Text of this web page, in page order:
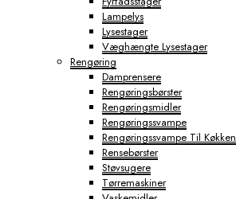
Lampelys
Lysestager
Væghængte Lysestager
Rengøring
Damprensere
Rengøringsbørster
Rengøringsmidler
Rengøringssvampe
Rengøringssvampe Til Køkken
Rensebørster
Støvsugere
Tørremaskiner